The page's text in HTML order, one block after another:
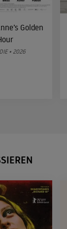
Golden
• 2026